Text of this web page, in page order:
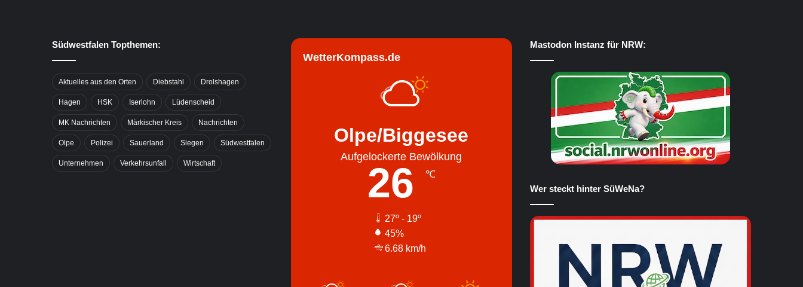
Südwestfalen Topthemen:
Aktuelles aus den Orten Diebstahl Drolshagen
Hagen HSK Iserlohn Lüdenscheid
MK Nachrichten Märkischer Kreis Nachrichten
Olpe Polizei Sauerland Siegen Südwestfalen
Unternehmen Verkehrsunfall Wirtschaft
WetterKompass.de
Olpe/Biggesee
Aufgelockerte Bewölkung
26 ℃
27º - 19º
45%
6.68 km/h
Mastodon Instanz für NRW:
Wer steckt hinter SüWeNa?